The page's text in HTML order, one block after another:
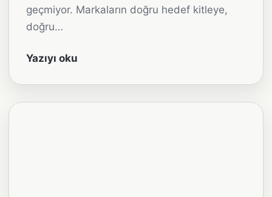
geçmiyor. Markaların doğru hedef kitleye,
doğru…
Yazıyı oku